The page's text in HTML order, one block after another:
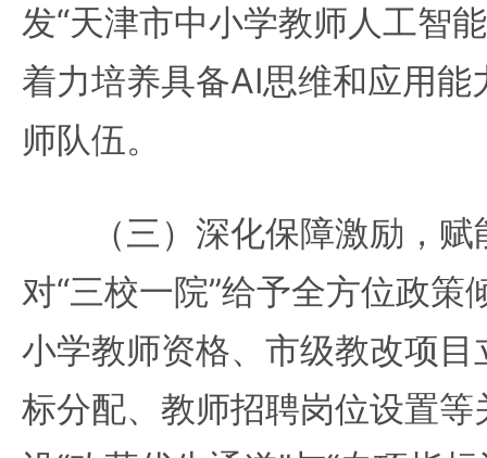
发“天津市中小学教师人工智
着力培养具备AI思维和应用
师队伍。
（三）深化保障激励，赋
对“三校一院”给予全方位政策
小学教师资格、市级教改项
标分配、教师招聘岗位设置